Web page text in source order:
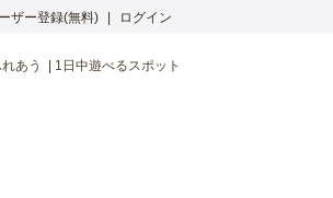
ザー登録(無料) ログイン
あう 1日中遊べるスポット